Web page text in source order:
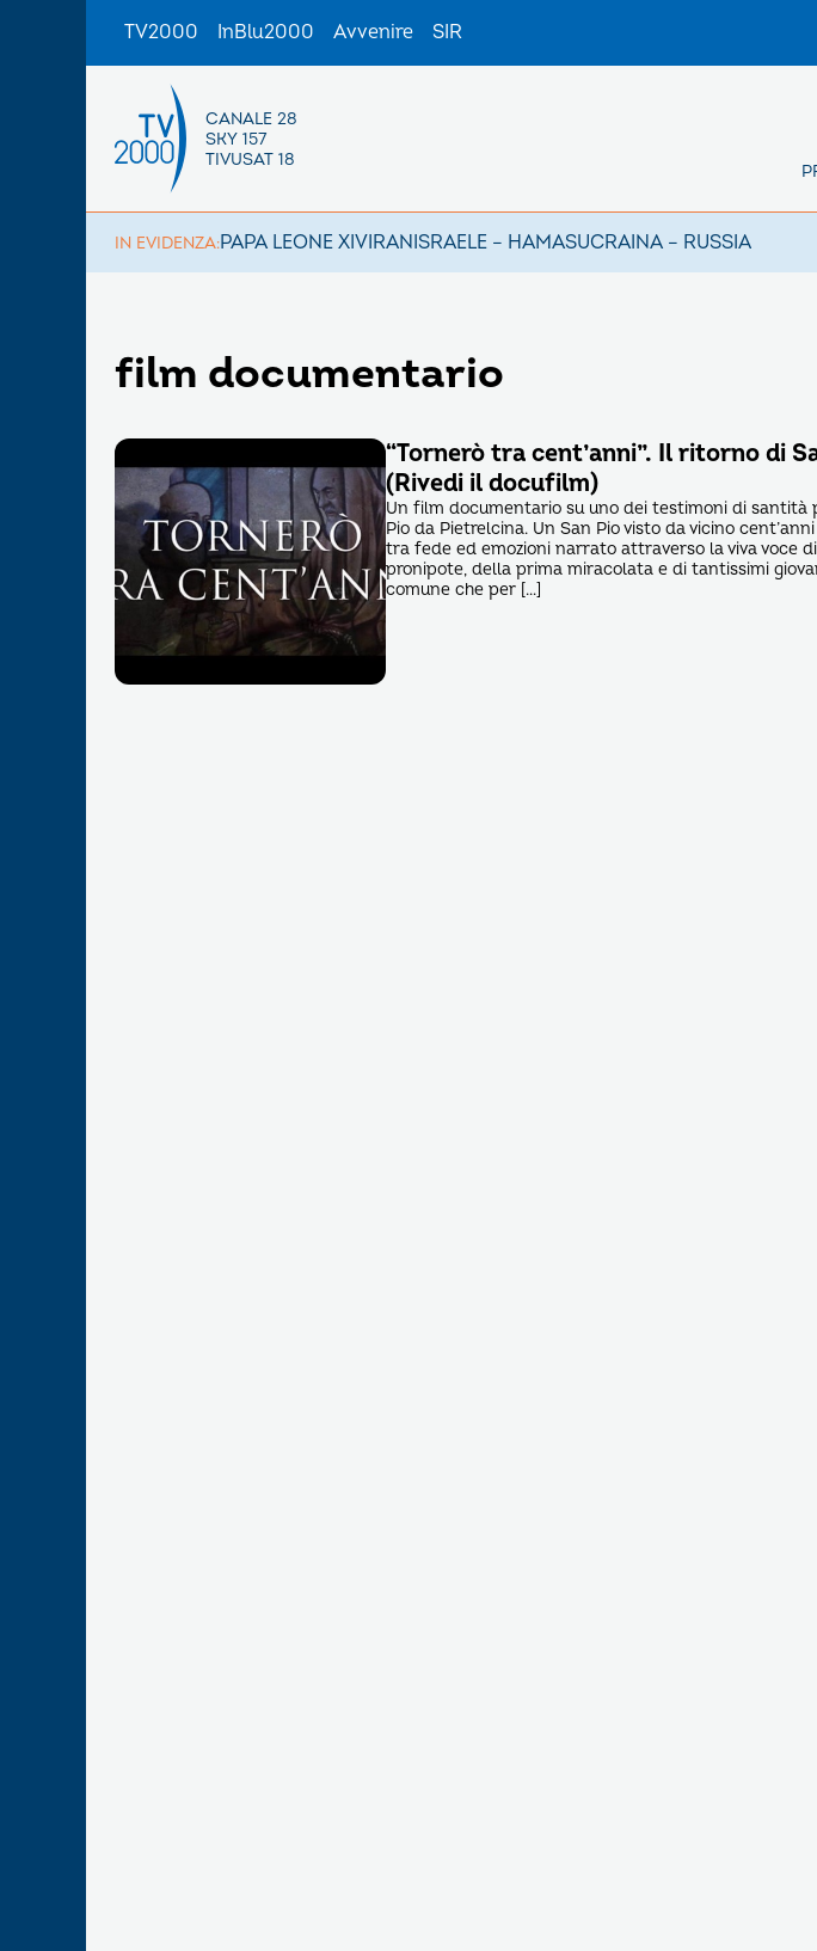
TV2000 InBlu2000 Avvenire SIR
CANALE 28
SKY 157
TIVUSAT 18
IN EVIDENZA:PAPA LEONE XIVIRANISRAELE – HAMASUCRAINA – RUSSIA
film documentario
“Tornerò tra cent’anni”. Il ritorno di
(Rivedi il docufilm)
Un film documentario su uno dei testimoni di santità
Pio da Pietrelcina. Un San Pio visto da vicino
tra fede ed emozioni narrato attraverso la viva voce
pronipote, della prima miracolata e di tantissimi
comune che per […]